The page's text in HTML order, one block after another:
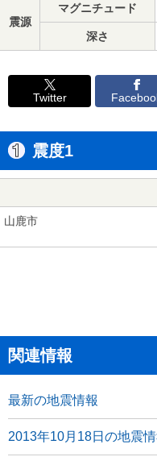
震源
マグニチュード
深さ
Twitter
震度1
山鹿市
関連情報
最新の地震情報
2013年10月18日の地震情